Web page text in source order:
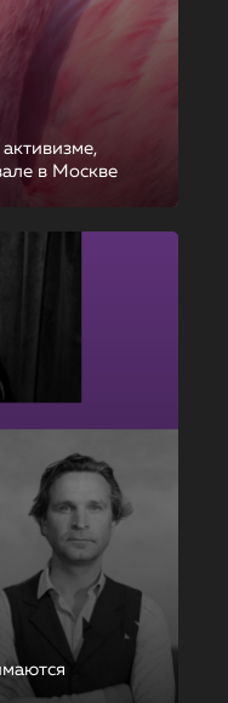
в Москве